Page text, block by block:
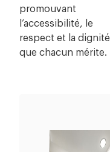
promouvant
l’accessibilité, le
respect et la dignité
que chacun mérite.